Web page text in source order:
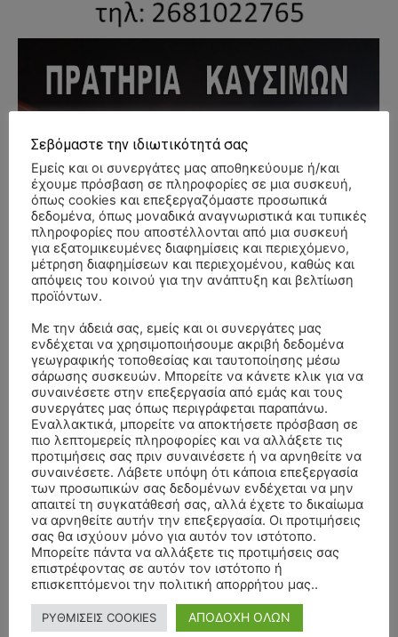
- Advertisment -
Σεβόμαστε την ιδιωτικότητά σας
Εμείς και οι συνεργάτες μας αποθηκεύουμε ή/και
έχουμε πρόσβαση σε πληροφορίες σε μια συσκευή,
όπως cookies και επεξεργαζόμαστε προσωπικά
δεδομένα, όπως μοναδικά αναγνωριστικά και τυπικές
πληροφορίες που αποστέλλονται από μια συσκευή
για εξατομικευμένες διαφημίσεις και περιεχόμενο,
μέτρηση διαφημίσεων και περιεχομένου, καθώς και
απόψεις του κοινού για την ανάπτυξη και βελτίωση
προϊόντων.
Με την άδειά σας, εμείς και οι συνεργάτες μας
ενδέχεται να χρησιμοποιήσουμε ακριβή δεδομένα
γεωγραφικής τοποθεσίας και ταυτοποίησης μέσω
σάρωσης συσκευών. Μπορείτε να κάνετε κλικ για να
συναινέσετε στην επεξεργασία από εμάς και τους
συνεργάτες μας όπως περιγράφεται παραπάνω.
Εναλλακτικά, μπορείτε να αποκτήσετε πρόσβαση σε
πιο λεπτομερείς πληροφορίες και να αλλάξετε τις
προτιμήσεις σας πριν συναινέσετε ή να αρνηθείτε να
συναινέσετε. Λάβετε υπόψη ότι κάποια επεξεργασία
των προσωπικών σας δεδομένων ενδέχεται να μην
απαιτεί τη συγκατάθεσή σας, αλλά έχετε το δικαίωμα
να αρνηθείτε αυτήν την επεξεργασία. Οι προτιμήσεις
σας θα ισχύουν μόνο για αυτόν τον ιστότοπο.
Μπορείτε πάντα να αλλάξετε τις προτιμήσεις σας
επιστρέφοντας σε αυτόν τον ιστότοπο ή
επισκεπτόμενοι την πολιτική απορρήτου μας..
ΡΥΘΜΙΣΕΙΣ COOKIES ΑΠΟΔΟΧΗ ΟΛΩΝ